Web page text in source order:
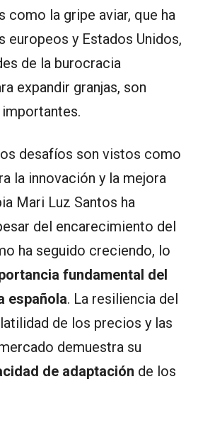
como la gripe aviar, que ha
europeos y Estados Unidos,
de la burocracia
expandir granjas, son
desafíos son vistos como
la innovación y la mejora
Mari Luz Santos ha
del encarecimiento del
ha seguido creciendo, lo
fundamental del
española. La resiliencia del
de los precios y las
demuestra su
de adaptación de los